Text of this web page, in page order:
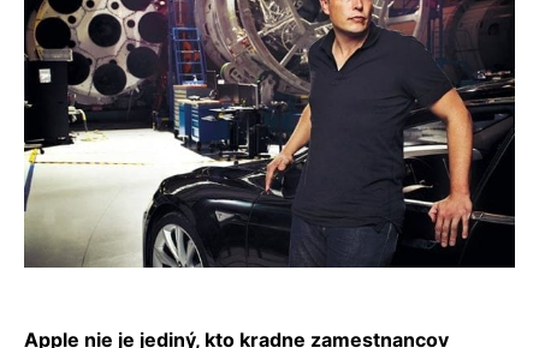
Apple nie je jediný, kto kradne zamestnancov